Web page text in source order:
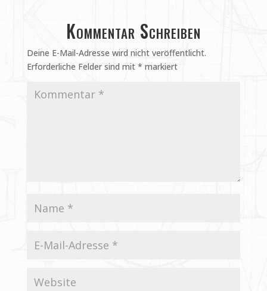
Kommentar Schreiben
Deine E-Mail-Adresse wird nicht veröffentlicht.
Erforderliche Felder sind mit * markiert